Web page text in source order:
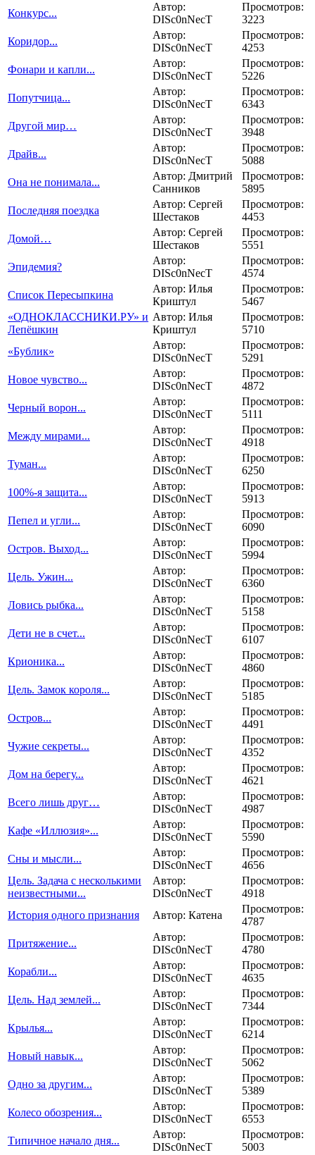
Конкурс...
Автор:
DISc0nNecT
Просмотров:
3223
Коридор...
Автор:
DISc0nNecT
Просмотров:
4253
Фонари и капли...
Автор:
DISc0nNecT
Просмотров:
5226
Попутчица...
Автор:
DISc0nNecT
Просмотров:
6343
Другой мир…
Автор:
DISc0nNecT
Просмотров:
3948
Драйв...
Автор:
DISc0nNecT
Просмотров:
5088
Она не понимала...
Автор: Дмитрий
Санников
Просмотров:
5895
Последняя поездка
Автор: Сергей
Шестаков
Просмотров:
4453
Домой…
Автор: Сергей
Шестаков
Просмотров:
5551
Эпидемия?
Автор:
DISc0nNecT
Просмотров:
4574
Список Пересыпкина
Автор: Илья
Криштул
Просмотров:
5467
«ОДНОКЛАССНИКИ.РУ» и
Лепёшкин
Автор: Илья
Криштул
Просмотров:
5710
«Бублик»
Автор:
DISc0nNecT
Просмотров:
5291
Новое чувство...
Автор:
DISc0nNecT
Просмотров:
4872
Черный ворон...
Автор:
DISc0nNecT
Просмотров:
5111
Между мирами...
Автор:
DISc0nNecT
Просмотров:
4918
Туман...
Автор:
DISc0nNecT
Просмотров:
6250
100%-я защита...
Автор:
DISc0nNecT
Просмотров:
5913
Пепел и угли...
Автор:
DISc0nNecT
Просмотров:
6090
Остров. Выход...
Автор:
DISc0nNecT
Просмотров:
5994
Цель. Ужин...
Автор:
DISc0nNecT
Просмотров:
6360
Ловись рыбка...
Автор:
DISc0nNecT
Просмотров:
5158
Дети не в счет...
Автор:
DISc0nNecT
Просмотров:
6107
Крионика...
Автор:
DISc0nNecT
Просмотров:
4860
Цель. Замок короля...
Автор:
DISc0nNecT
Просмотров:
5185
Остров...
Автор:
DISc0nNecT
Просмотров:
4491
Чужие секреты...
Автор:
DISc0nNecT
Просмотров:
4352
Дом на берегу...
Автор:
DISc0nNecT
Просмотров:
4621
Всего лишь друг…
Автор:
DISc0nNecT
Просмотров:
4987
Кафе «Иллюзия»...
Автор:
DISc0nNecT
Просмотров:
5590
Сны и мысли...
Автор:
DISc0nNecT
Просмотров:
4656
Цель. Задача с несколькими
неизвестными...
Автор:
DISc0nNecT
Просмотров:
4918
История одного признания
Автор: Катена
Просмотров:
4787
Притяжение...
Автор:
DISc0nNecT
Просмотров:
4780
Корабли...
Автор:
DISc0nNecT
Просмотров:
4635
Цель. Над землей...
Автор:
DISc0nNecT
Просмотров:
7344
Крылья...
Автор:
DISc0nNecT
Просмотров:
6214
Новый навык...
Автор:
DISc0nNecT
Просмотров:
5062
Одно за другим...
Автор:
DISc0nNecT
Просмотров:
5389
Колесо обозрения...
Автор:
DISc0nNecT
Просмотров:
6553
Типичное начало дня...
Автор:
DISc0nNecT
Просмотров:
5003